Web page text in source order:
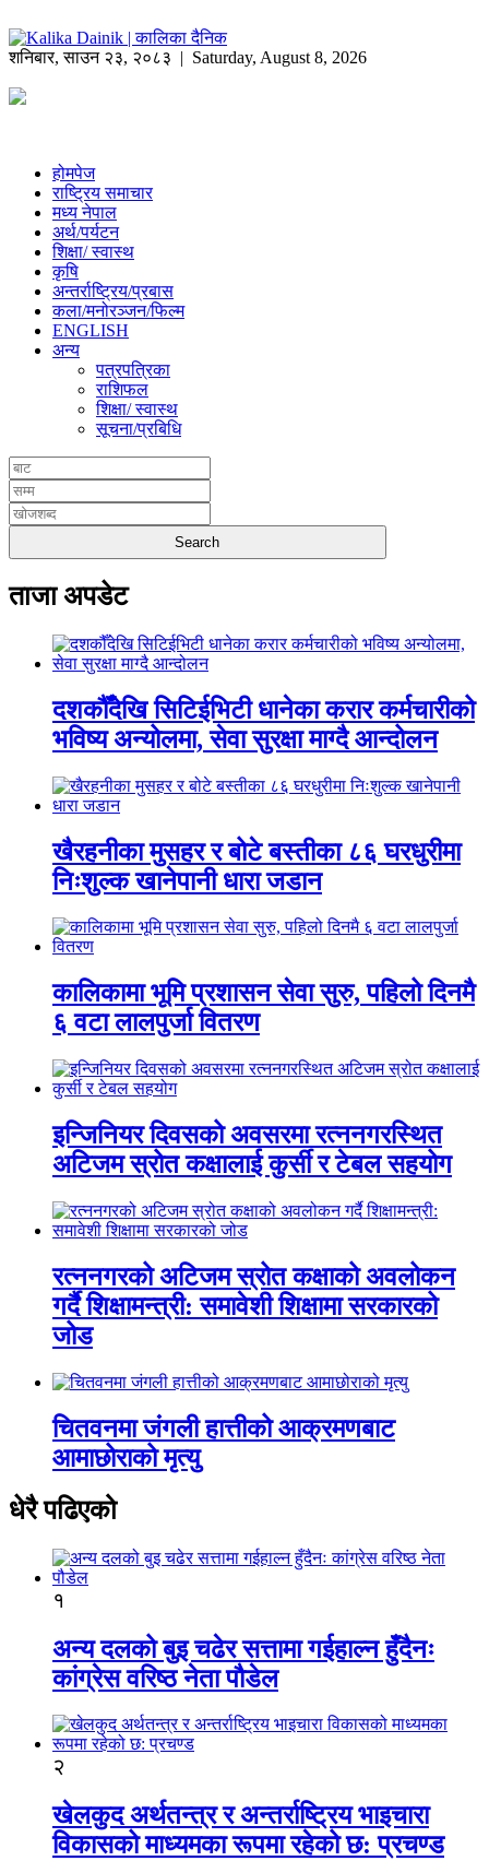
शनिबार,साउन २३, २०८३ | Saturday, August 8, 2026
होमपेज
राष्ट्रिय समाचार
मध्य नेपाल
अर्थ/पर्यटन
शिक्षा/ स्वास्थ
कृषि
अन्तर्राष्ट्रिय/प्रबास
कला/मनोरञ्जन/फिल्म
ENGLISH
अन्य
पत्रपत्रिका
राशिफल
शिक्षा/ स्वास्थ
सूचना/प्रबिधि
ताजा अपडेट
दशकौँदेखि सिटिईभिटी धानेका करार कर्मचारीको
भविष्य अन्योलमा, सेवा सुरक्षा माग्दै आन्दोलन
खैरहनीका मुसहर र बोटे बस्तीका ८६ घरधुरीमा
निःशुल्क खानेपानी धारा जडान
कालिकामा भूमि प्रशासन सेवा सुरु, पहिलो दिनमै
६ वटा लालपुर्जा वितरण
इन्जिनियर दिवसको अवसरमा रत्ननगरस्थित
अटिजम स्रोत कक्षालाई कुर्सी र टेबल सहयोग
रत्ननगरको अटिजम स्रोत कक्षाको अवलोकन
गर्दै शिक्षामन्त्री: समावेशी शिक्षामा सरकारको
जोड
चितवनमा जंगली हात्तीको आक्रमणबाट
आमाछोराको मृत्यु
धेरै पढिएको
१
अन्य दलको बुइ चढेर सत्तामा गईहाल्न हुँदैनः
कांग्रेस वरिष्ठ नेता पौडेल
२
खेलकुद अर्थतन्त्र र अन्तर्राष्ट्रिय भाइचारा
विकासको माध्यमका रूपमा रहेको छ: प्रचण्ड